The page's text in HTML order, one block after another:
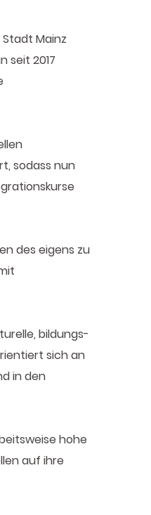
Mainz
seit 2017
sodass nun
des eigens zu
bildungs-
sich an
in den
hohe
auf ihre